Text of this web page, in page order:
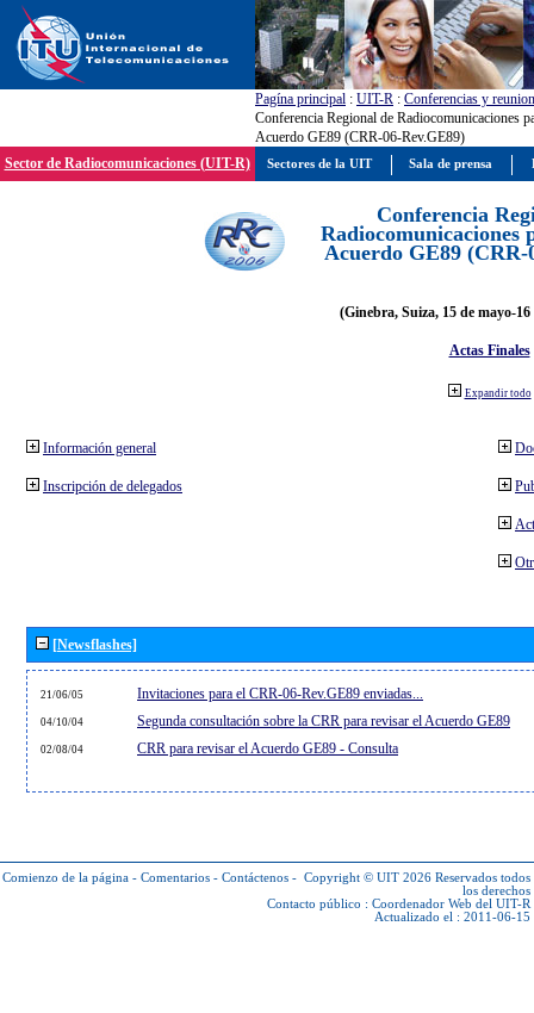
Pagína principal : UIT-R : Conferencias y
Conferencia Regional de Radiocomunicaciones
Acuerdo GE89 (CRR-06-Rev.GE89)
Sector de Radiocomunicaciones (UIT-R)
Conferencia
Radiocomunicaciones
Acuerdo GE89 (CRR-
(Ginebra, Suiza, 15 de mayo-
Actas Finales
Expandir todo
Información general
Inscripción de delegados
[Newsflashes]
21/06/05 Invitaciones para el CRR-06-Rev.GE89 enviadas...
04/10/04 Segunda consultación sobre la CRR para revisar el Acuerdo GE89
02/08/04 CRR para revisar el Acuerdo GE89 - Consulta
Comienzo de la página - Comentarios - Contáctenos - Copyright © UIT 2026 Reservados todos
los derechos
Contacto público : Coordenador Web del UIT-R
Actualizado el : 2011-06-15
Sectores de la UIT Sala de prensa